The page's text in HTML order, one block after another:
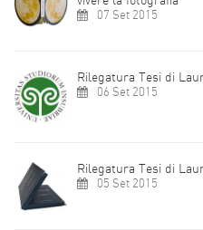
07 Set 2015
Rilegatura Tesi di
06 Set 2015
Rilegatura Tesi di
05 Set 2015